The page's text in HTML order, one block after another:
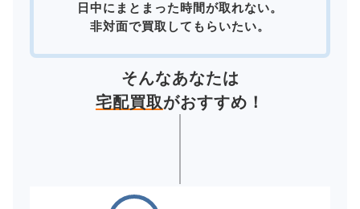
日中にまとまった時間が取れない。
非対面で買取してもらいたい。
そんなあなたは
宅配買取がおすすめ！